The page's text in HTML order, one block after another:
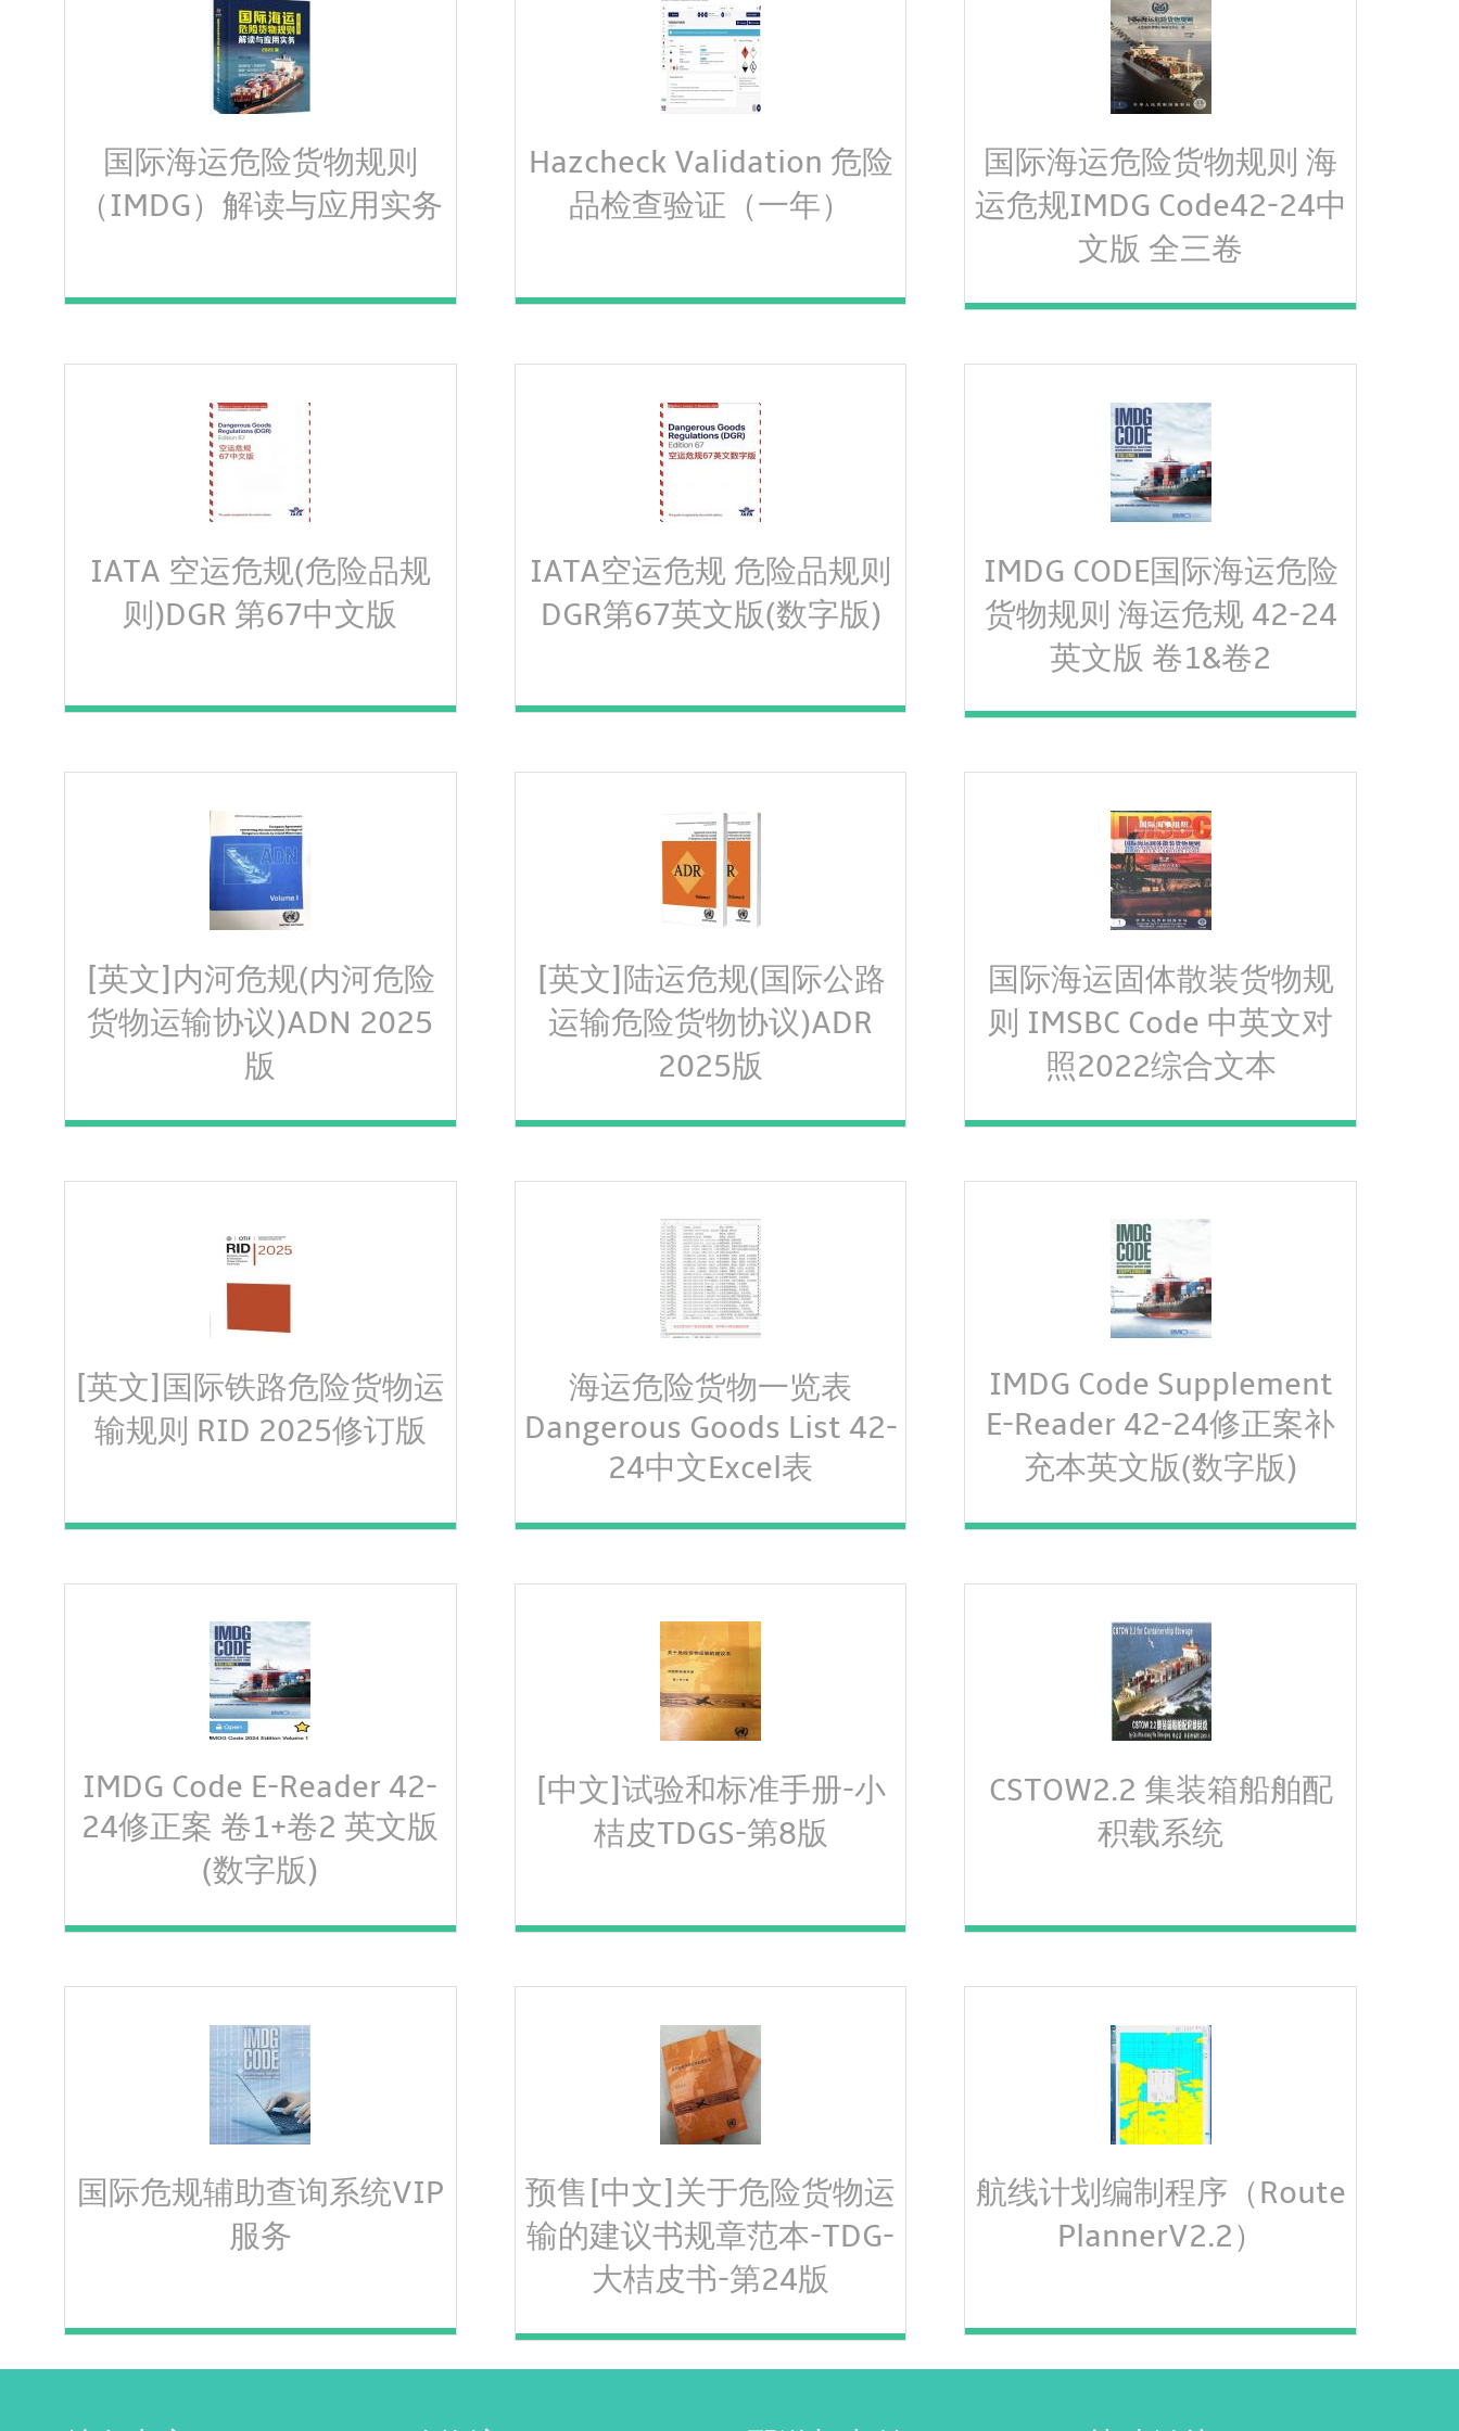
国际海运危险货物规则
（IMDG）解读与应用实务
Hazcheck Validation 危险
品检查验证（一年）
国际海运危险货物规则 海
运危规IMDG Code42-24中
文版 全三卷
IATA 空运危规(危险品规
则)DGR 第67中文版
IATA空运危规 危险品规则
DGR第67英文版(数字版)
IMDG CODE国际海运危险
货物规则 海运危规 42-24
英文版 卷1&卷2
[英文]内河危规(内河危险
货物运输协议)ADN 2025
版
[英文]陆运危规(国际公路
运输危险货物协议)ADR
2025版
国际海运固体散装货物规
则 IMSBC Code 中英文对
照2022综合文本
[英文]国际铁路危险货物运
输规则 RID 2025修订版
海运危险货物一览表
Dangerous Goods List 42-
24中文Excel表
IMDG Code Supplement
E-Reader 42-24修正案补
充本英文版(数字版)
IMDG Code E-Reader 42-
24修正案 卷1+卷2 英文版
(数字版)
[中文]试验和标准手册-小
桔皮TDGS-第8版
CSTOW2.2 集装箱船舶配
积载系统
国际危规辅助查询系统VIP
服务
预售[中文]关于危险货物运
输的建议书规章范本-TDG-
大桔皮书-第24版
航线计划编制程序（Route
PlannerV2.2）